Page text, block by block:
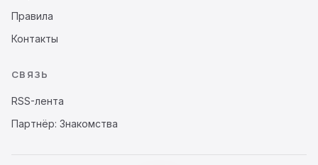
Правила
Контакты
СВЯЗЬ
RSS-лента
Партнёр: Знакомства